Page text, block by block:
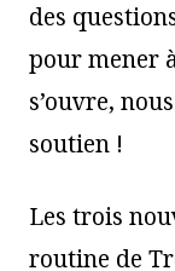
des
pour mener
s’ouvre,
soutien !
Les trois
routine de